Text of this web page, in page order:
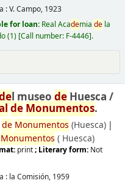
:V. Campo, 1923
for loan: Real Academia dela
(1) Call number: F-4446 .
l museo deHuesca /
de Monumentos.
de Monumentos (Huesca)
Monumentos (Huesca)
print; Literary form: Not
: la Comisión, 1959